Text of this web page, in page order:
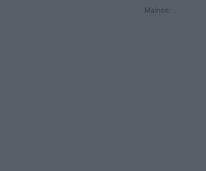
Mainos: